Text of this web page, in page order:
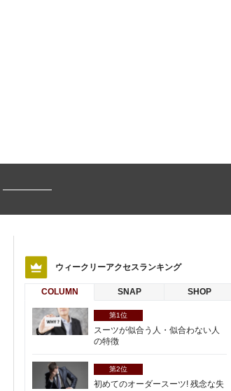
ウィークリーアクセスランキング
COLUMN SNAP SHOP
第1位
スーツが似合う人・似合わない人
の特徴
第2位
初めてのオーダースーツ! 残念な失